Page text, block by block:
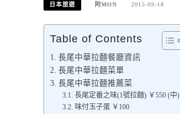
日本旅遊 阿MON 2015-09-18
Table of Contents
長尾中華拉麵餐廳資訊
長尾中華拉麵菜單
長尾中華拉麵推薦菜
長尾定番之味(1號拉麵) ￥550 (中)
味付玉子蛋 ￥100